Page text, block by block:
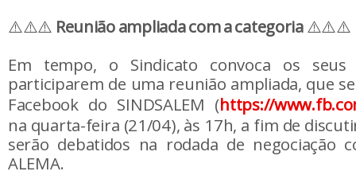
⚠️⚠️⚠️ Reunião ampliada com a categoria⚠️⚠️⚠️
Em tempo, o Sindicato convoca os seus
participarem de uma reunião ampliada, que
Facebook do SINDSALEM (https://
na quarta-feira (21/04), às 17h, a fim de
serão debatidos na rodada de negociação
ALEMA.